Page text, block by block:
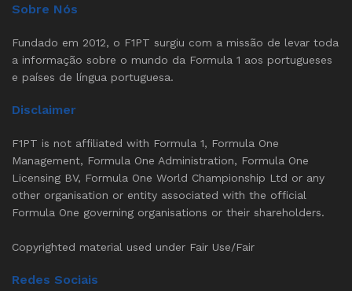
Sobre Nós
Fundado em 2012, o F1PT surgiu com a missão de levar toda
a informação sobre o mundo da Formula 1 aos portugueses
e países de língua portuguesa.
Disclaimer
F1PT is not affiliated with Formula 1, Formula One
Management, Formula One Administration, Formula One
Licensing BV, Formula One World Championship Ltd or any
other organisation or entity associated with the official
Formula One governing organisations or their shareholders.
Copyrighted material used under Fair Use/Fair
Redes Sociais